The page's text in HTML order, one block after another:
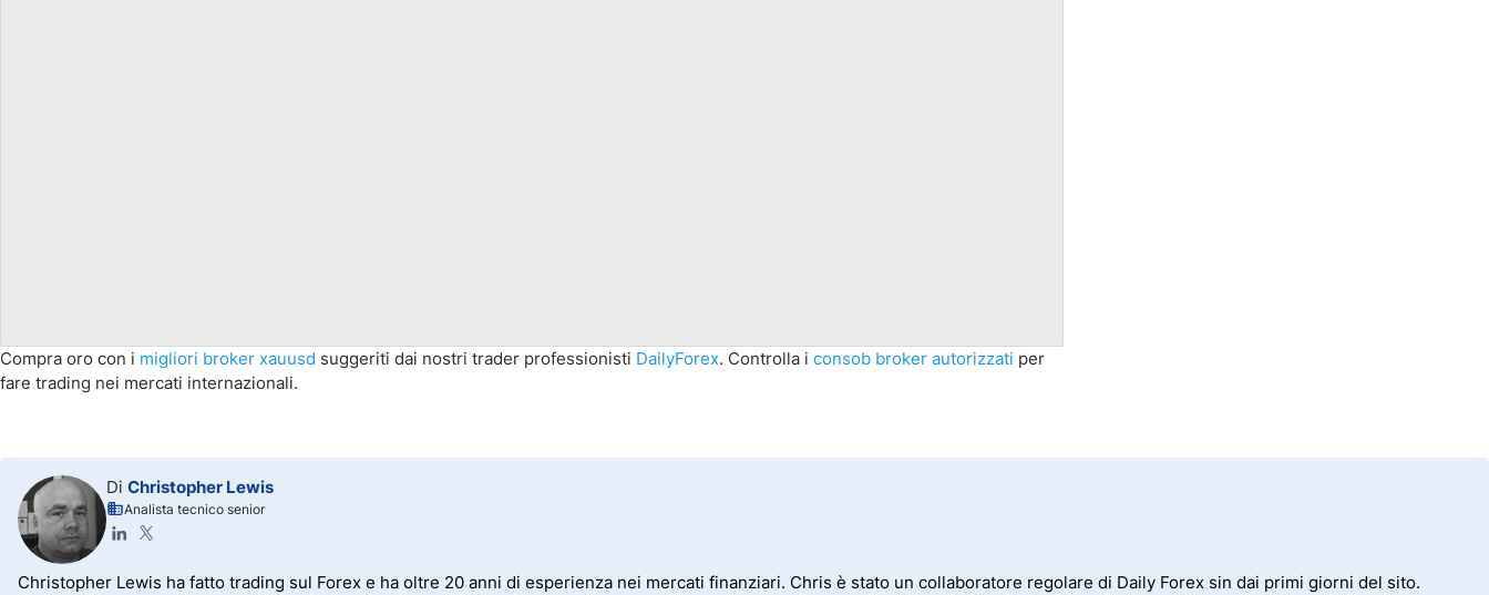
Compra oro con i migliori broker xauusd suggeriti dai nostri trader professionisti DailyForex. Controlla i consob broker autorizzati per
fare trading nei mercati internazionali.
Di Christopher Lewis
Analista tecnico senior
Christopher Lewis ha fatto trading sul Forex e ha oltre 20 anni di esperienza nei mercati finanziari. Chris è stato un collaboratore regolare di Daily Forex sin dai primi giorni del sito.